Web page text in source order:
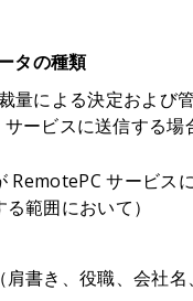
タの種類
量による決定および
ービスに送信する場
RemotePC サービス
範囲において）
書き、役職、会社